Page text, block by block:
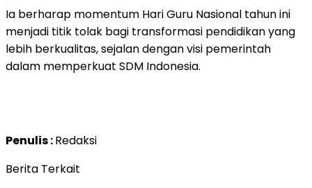
Ia berharap momentum Hari Guru Nasional tahun ini
menjadi titik tolak bagi transformasi pendidikan yang
lebih berkualitas, sejalan dengan visi pemerintah
dalam memperkuat SDM Indonesia.
Penulis :Redaksi
Berita Terkait